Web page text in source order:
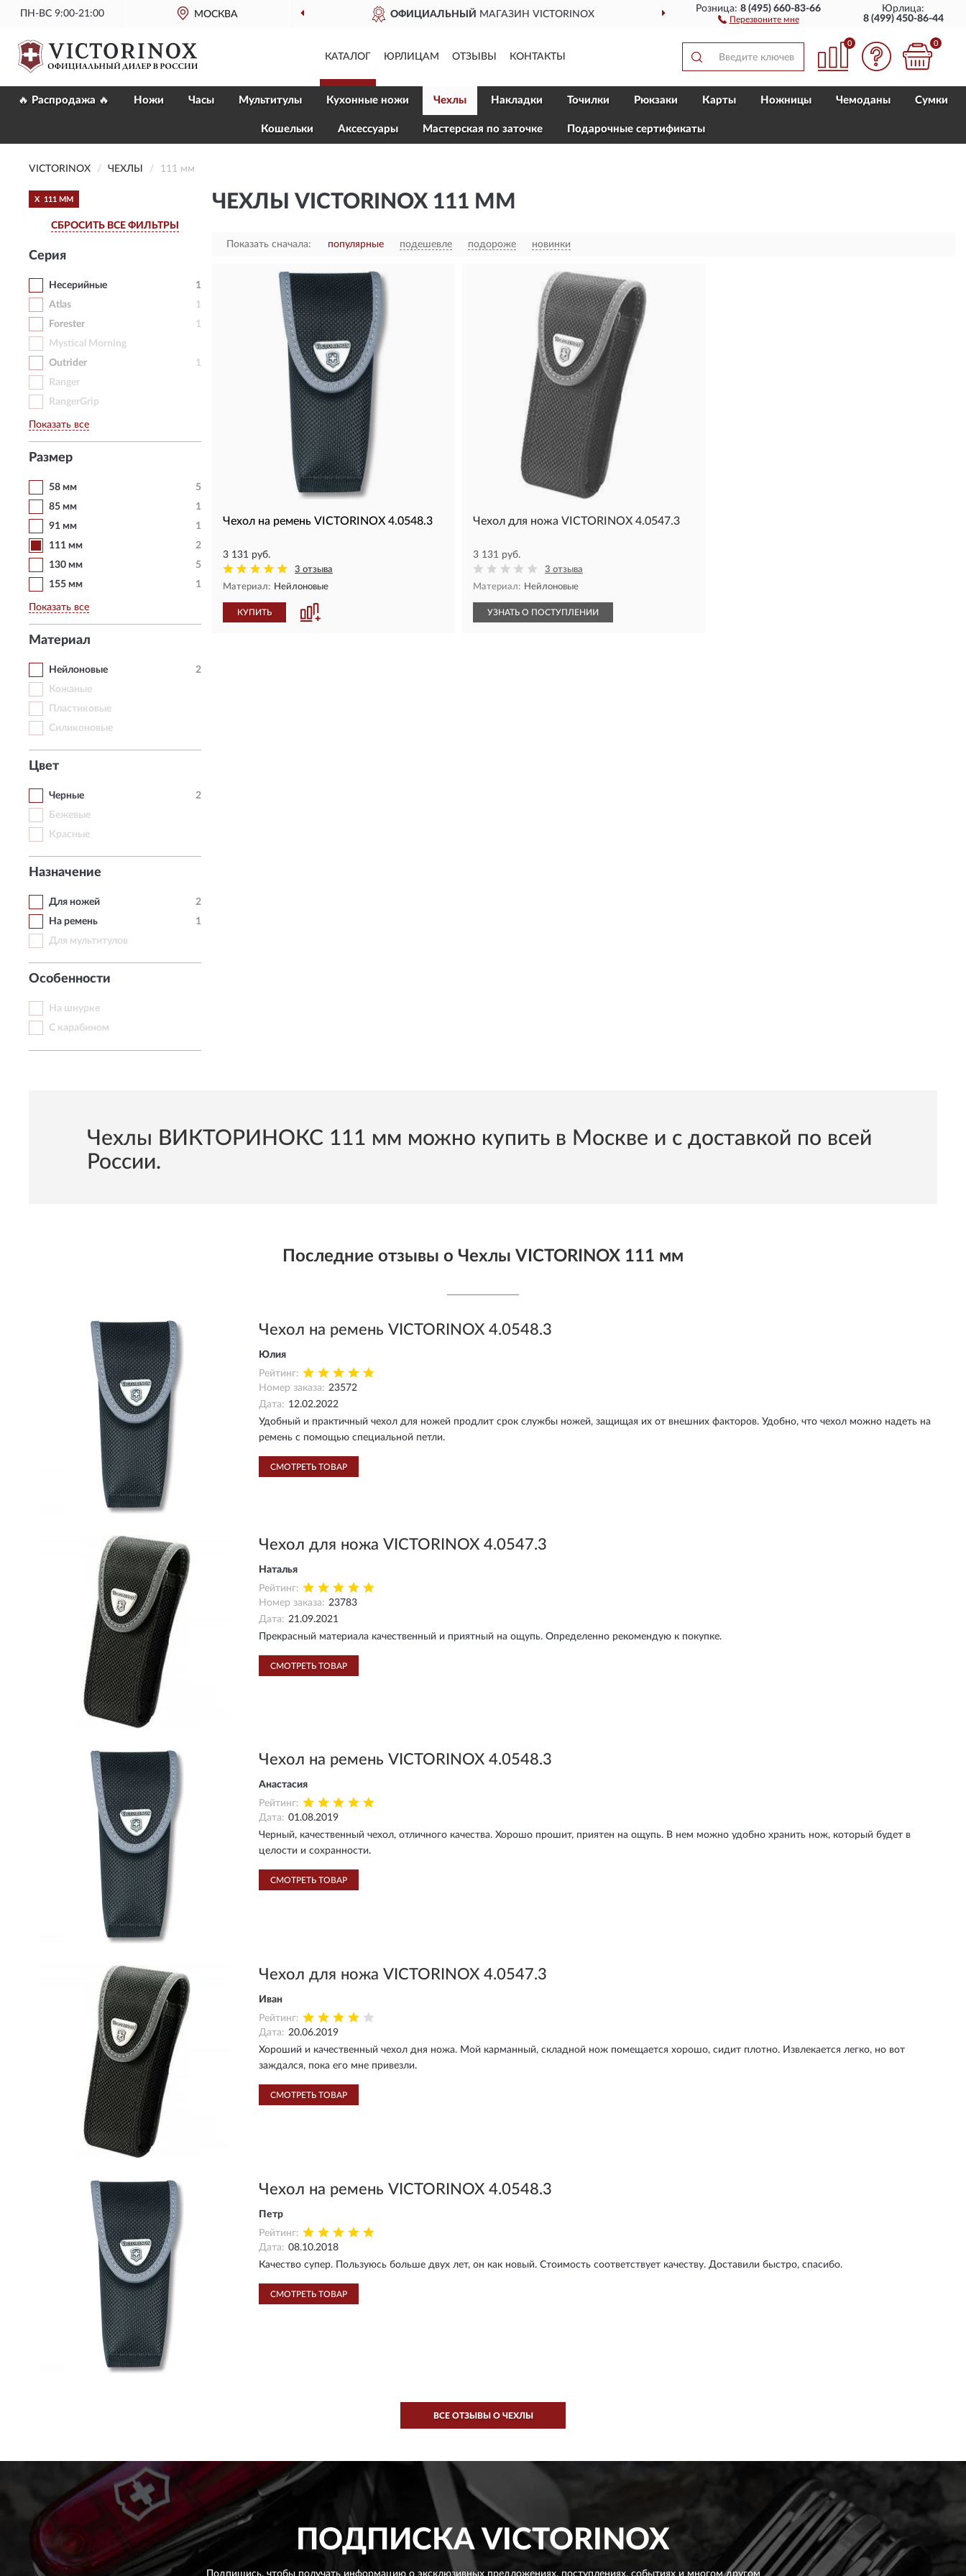
ПН-ВС 9:00-21:00 МОСКВА ОФИЦИАЛЬНЫЙ МАГАЗИН VICTORINOX ДОСТАВИМ ПО ВСЕЙ РОССИИ
Розница:8 (495) 660-83-66
Перезвоните мне
Юрлица:
8 (499) 450-86-44
КАТАЛОГ ЮРЛИЦАМ ОТЗЫВЫ КОНТАКТЫ
0 0
🔥 Распродажа 🔥 Ножи Часы Мультитулы Кухонные ножи Чехлы Накладки Точилки Рюкзаки Карты Ножницы Чемоданы Сумки
Кошельки Aксессуары Мастерская по заточке Подарочные сертификаты
VICTORINOX ЧЕХЛЫ 111 мм
X 111 ММ
СБРОСИТЬ ВСЕ ФИЛЬТРЫ
Серия
Несерийные
1
Atlas
1
Forester
1
Mystical Morning
Outrider
1
Ranger
RangerGrip
Показать все
Размер
58 мм
5
85 мм
1
91 мм
1
111 мм
2
130 мм
5
155 мм
1
Показать все
Материал
Нейлоновые
2
Кожаные
Пластиковые
Силиконовые
Цвет
Черные
2
Бежевые
Красные
Назначение
Для ножей
2
На ремень
1
Для мультитулов
Особенности
На шнурке
С карабином
ЧЕХЛЫ VICTORINOX 111 ММ
Показать сначала: популярные подешевле подороже новинки
Чехол на ремень VICTORINOX 4.0548.3
3 131 руб.
3 отзыва
Материал: Нейлоновые
КУПИТЬ
Чехол для ножа VICTORINOX 4.0547.3
3 131 руб.
3 отзыва
Материал: Нейлоновые
УЗНАТЬ О ПОСТУПЛЕНИИ
Чехлы ВИКТОРИНОКС 111 мм можно купить в Москве и с доставкой по всей
России.
Последние отзывы о Чехлы VICTORINOX 111 мм
Чехол на ремень VICTORINOX 4.0548.3
Юлия
Рейтинг:
Номер заказа: 23572
Дата: 12.02.2022
Удобный и практичный чехол для ножей продлит срок службы ножей, защищая их от внешних факторов. Удобно, что чехол можно надеть на
ремень с помощью специальной петли.
СМОТРЕТЬ ТОВАР
Чехол для ножа VICTORINOX 4.0547.3
Наталья
Рейтинг:
Номер заказа: 23783
Дата: 21.09.2021
Прекрасный материала качественный и приятный на ощупь. Определенно рекомендую к покупке.
СМОТРЕТЬ ТОВАР
Чехол на ремень VICTORINOX 4.0548.3
Анастасия
Рейтинг:
Дата: 01.08.2019
Черный, качественный чехол, отличного качества. Хорошо прошит, приятен на ощупь. В нем можно удобно хранить нож, который будет в
целости и сохранности.
СМОТРЕТЬ ТОВАР
Чехол для ножа VICTORINOX 4.0547.3
Иван
Рейтинг:
Дата: 20.06.2019
Хороший и качественный чехол дня ножа. Мой карманный, складной нож помещается хорошо, сидит плотно. Извлекается легко, но вот
заждался, пока его мне привезли.
СМОТРЕТЬ ТОВАР
Чехол на ремень VICTORINOX 4.0548.3
Петр
Рейтинг:
Дата: 08.10.2018
Качество супер. Пользуюсь больше двух лет, он как новый. Стоимость соответствует качеству. Доставили быстро, спасибо.
СМОТРЕТЬ ТОВАР
ВСЕ ОТЗЫВЫ О ЧЕХЛЫ
ПОДПИСКАVICTORINOX
Подпишись, чтобы получать информацию о эксклюзивных предложениях,поступлениях, событиях и многом другом